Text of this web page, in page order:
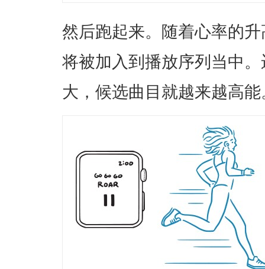
然后跑起来。随着心率的
将被加入到播放序列当中
大，候选曲目就越来越高能